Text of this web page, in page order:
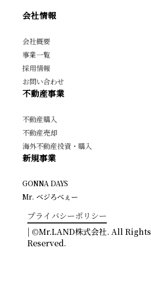
会社情報
会社概要
事業一覧
採用情報
お問い合わせ
不動産事業
不動産購入
不動産売却
海外不動産投資・購入
新規事業
GONNA DAYS
Mr. ベジろべぇー
プライバシーポリシー
| ©Mr.LAND株式会社. All Rights
Reserved.